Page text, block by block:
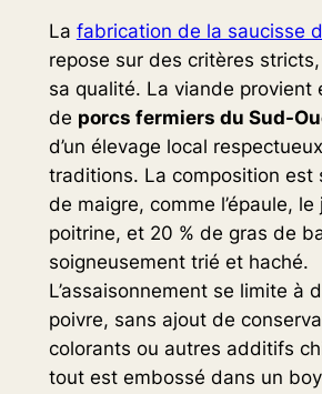
La fabrication de la saucisse
repose sur des critères
sa qualité. La viande provient
de porcs fermiers du Sud-
d’un élevage local
traditions. La composition est
de maigre, comme l’épaule,
poitrine, et 20 % de gras de
soigneusement trié et haché.
L’assaisonnement se limite à
poivre, sans ajout de
colorants ou autres additifs
tout est embossé dans un